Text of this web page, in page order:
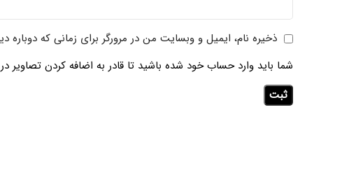
ذخیره نام، ایمیل و وبسایت من در مرورگر برای زمانی که دوباره
شما باید وارد حساب خود شده باشید تا قادر به اضافه کردن تصاویر